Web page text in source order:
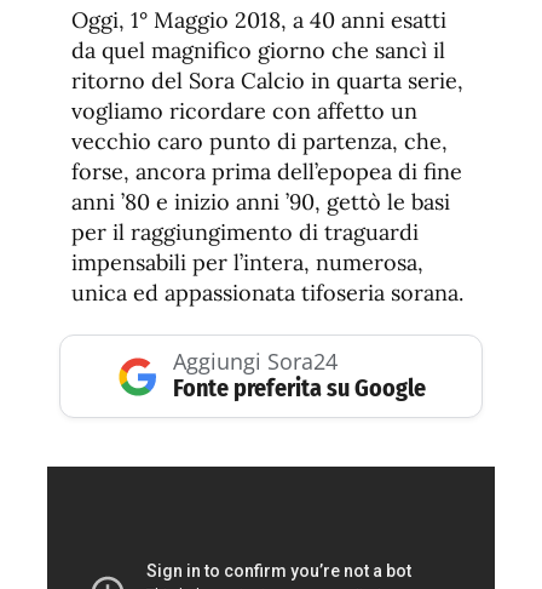
Oggi, 1° Maggio 2018, a 40 anni esatti
da quel magnifico giorno che sancì il
ritorno del Sora Calcio in quarta serie,
vogliamo ricordare con affetto un
vecchio caro punto di partenza, che,
forse, ancora prima dell’epopea di fine
anni ’80 e inizio anni ’90, gettò le basi
per il raggiungimento di traguardi
impensabili per l’intera, numerosa,
unica ed appassionata tifoseria sorana.
Aggiungi Sora24
Fonte preferita su Google